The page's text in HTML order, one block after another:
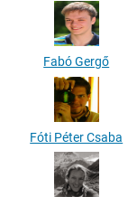
Fabó Gergő
Fóti Péter Csaba